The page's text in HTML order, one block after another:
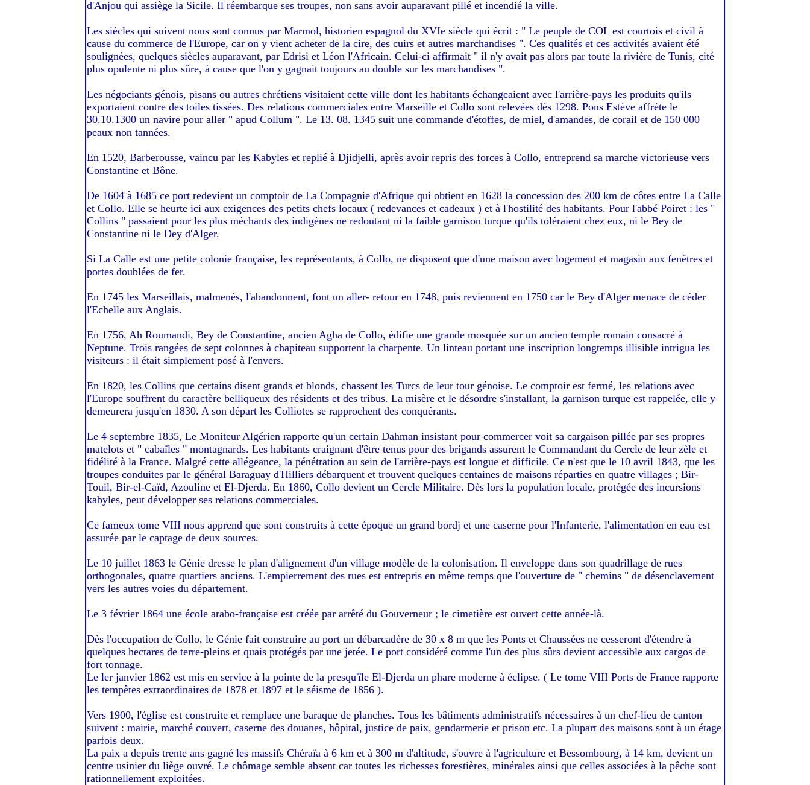
d'Anjou qui assiège la Sicile. Il réembarque ses troupes, non sans avoir auparavant pillé et incendié la ville.
Les siècles qui suivent nous sont connus par Marmol, historien espagnol du XVIe siècle qui écrit : " Le peuple de COL est courtois et civil à
cause du commerce de l'Europe, car on y vient acheter de la cire, des cuirs et autres marchandises ". Ces qualités et ces activités avaient été
soulignées, quelques siècles auparavant, par Edrisi et Léon l'Africain. Celui-ci affirmait " il n'y avait pas alors par toute la rivière de Tunis, cité
plus opulente ni plus sûre, à cause que l'on y gagnait toujours au double sur les marchandises ".
Les négociants génois, pisans ou autres chrétiens visitaient cette ville dont les habitants échangeaient avec l'arrière-pays les produits qu'ils
exportaient contre des toiles tissées. Des relations commerciales entre Marseille et Collo sont relevées dès 1298. Pons Estève affrète le
30.10.1300 un navire pour aller " apud Collum ". Le 13. 08. 1345 suit une commande d'étoffes, de miel, d'amandes, de corail et de 150 000
peaux non tannées.
En 1520, Barberousse, vaincu par les Kabyles et replié à Djidjelli, après avoir repris des forces à Collo, entreprend sa marche victorieuse vers
Constantine et Bône.
De 1604 à 1685 ce port redevient un comptoir de La Compagnie d'Afrique qui obtient en 1628 la concession des 200 km de côtes entre La Calle
et Collo. Elle se heurte ici aux exigences des petits chefs locaux ( redevances et cadeaux ) et à l'hostilité des habitants. Pour l'abbé Poiret : les "
Collins " passaient pour les plus méchants des indigènes ne redoutant ni la faible garnison turque qu'ils toléraient chez eux, ni le Bey de
Constantine ni le Dey d'Alger.
Si La Calle est une petite colonie française, les représentants, à Collo, ne disposent que d'une maison avec logement et magasin aux fenêtres et
portes doublées de fer.
En 1745 les Marseillais, malmenés, l'abandonnent, font un aller- retour en 1748, puis reviennent en 1750 car le Bey d'Alger menace de céder
l'Echelle aux Anglais.
En 1756, Ah Roumandi, Bey de Constantine, ancien Agha de Collo, édifie une grande mosquée sur un ancien temple romain consacré à
Neptune. Trois rangées de sept colonnes à chapiteau supportent la charpente. Un linteau portant une inscription longtemps illisible intrigua les
visiteurs : il était simplement posé à l'envers.
En 1820, les Collins que certains disent grands et blonds, chassent les Turcs de leur tour génoise. Le comptoir est fermé, les relations avec
l'Europe souffrent du caractère belliqueux des résidents et des tribus. La misère et le désordre s'installant, la garnison turque est rappelée, elle y
demeurera jusqu'en 1830. A son départ les Colliotes se rapprochent des conquérants.
Le 4 septembre 1835, Le Moniteur Algérien rapporte qu'un certain Dahman insistant pour commercer voit sa cargaison pillée par ses propres
matelots et " cabaïles " montagnards. Les habitants craignant d'être tenus pour des brigands assurent le Commandant du Cercle de leur zèle et
fidélité à la France. Malgré cette allégeance, la pénétration au sein de l'arrière-pays est longue et difficile. Ce n'est que le 10 avril 1843, que les
troupes conduites par le général Baraguay d'Hilliers débarquent et trouvent quelques centaines de maisons réparties en quatre villages ; Bir-
Touil, Bir-el-Caïd, Azouline et El-Djerda. En 1860, Collo devient un Cercle Militaire. Dès lors la population locale, protégée des incursions
kabyles, peut développer ses relations commerciales.
Ce fameux tome VIII nous apprend que sont construits à cette époque un grand bordj et une caserne pour l'Infanterie, l'alimentation en eau est
assurée par le captage de deux sources.
Le 10 juillet 1863 le Génie dresse le plan d'alignement d'un village modèle de la colonisation. Il enveloppe dans son quadrillage de rues
orthogonales, quatre quartiers anciens. L'empierrement des rues est entrepris en même temps que l'ouverture de " chemins " de désenclavement
vers les autres voies du département.
Le 3 février 1864 une école arabo-française est créée par arrêté du Gouverneur ; le cimetière est ouvert cette année-là.
Dès l'occupation de Collo, le Génie fait construire au port un débarcadère de 30 x 8 m que les Ponts et Chaussées ne cesseront d'étendre à
quelques hectares de terre-pleins et quais protégés par une jetée. Le port considéré comme l'un des plus sûrs devient accessible aux cargos de
fort tonnage.
Le ler janvier 1862 est mis en service à la pointe de la presqu'île El-Djerda un phare moderne à éclipse. ( Le tome VIII Ports de France rapporte
les tempêtes extraordinaires de 1878 et 1897 et le séisme de 1856 ).
Vers 1900, l'église est construite et remplace une baraque de planches. Tous les bâtiments administratifs nécessaires à un chef-lieu de canton
suivent : mairie, marché couvert, caserne des douanes, hôpital, justice de paix, gendarmerie et prison etc. La plupart des maisons sont à un étage
parfois deux.
La paix a depuis trente ans gagné les massifs Chéraïa à 6 km et à 300 m d'altitude, s'ouvre à l'agriculture et Bessombourg, à 14 km, devient un
centre usinier du liège ouvré. Le chômage semble absent car toutes les richesses forestières, minérales ainsi que celles associées à la pêche sont
rationnellement exploitées.